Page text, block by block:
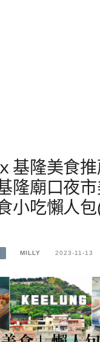
基隆美食
隆廟口夜
小吃懶人
MILLY 2023-11-13